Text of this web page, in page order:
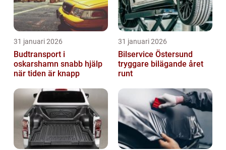
31 januari 2026
Budtransport i
oskarshamn snabb hjälp
när tiden är knapp
31 januari 2026
Bilservice Östersund
tryggare bilägande året
runt